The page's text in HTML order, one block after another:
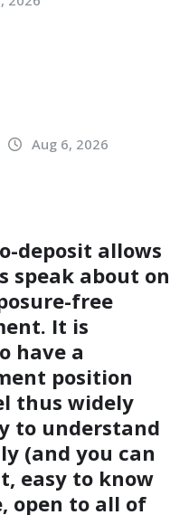
Aug 6, 2026
deposit allows
speak about on
free
It is
have a
position
thus widely
to understand
(and you can
easy to know
open to all of